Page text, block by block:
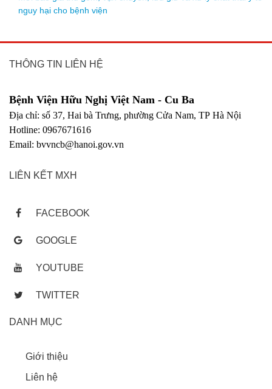
nguy hại cho bệnh viện
THÔNG TIN LIÊN HỆ
Bệnh Viện Hữu Nghị Việt Nam - Cu Ba
Địa chỉ: số 37, Hai bà Trưng, phường Cửa Nam, TP Hà Nội
Hotline: 0967671616
Email: bvvncb@hanoi.gov.vn
LIÊN KẾT MXH
FACEBOOK
GOOGLE
YOUTUBE
TWITTER
DANH MỤC
Giới thiệu
Liên hệ